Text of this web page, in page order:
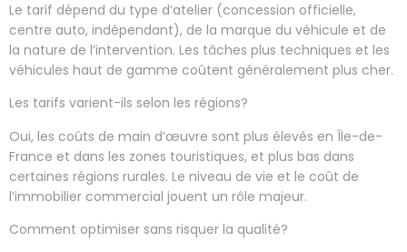
Le tarif dépend du type d’atelier (concession officielle,
centre auto, indépendant), de la marque du véhicule et de
la nature de l’intervention. Les tâches plus techniques et les
véhicules haut de gamme coûtent généralement plus cher.
Les tarifs varient-ils selon les régions?
Oui, les coûts de main d’œuvre sont plus élevés en Île-de-
France et dans les zones touristiques, et plus bas dans
certaines régions rurales. Le niveau de vie et le coût de
l’immobilier commercial jouent un rôle majeur.
Comment optimiser sans risquer la qualité?